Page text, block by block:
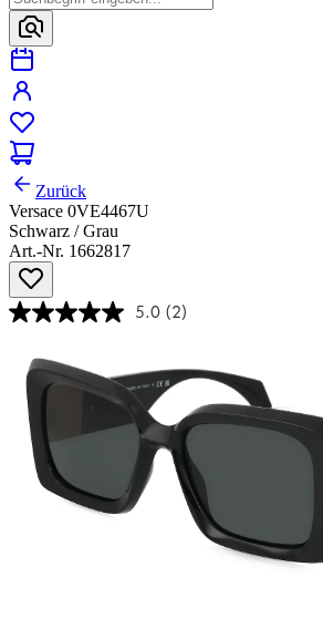
Zurück
Versace 0VE4467U
Schwarz / Grau
Art.-Nr. 1662817
5.0 (2)